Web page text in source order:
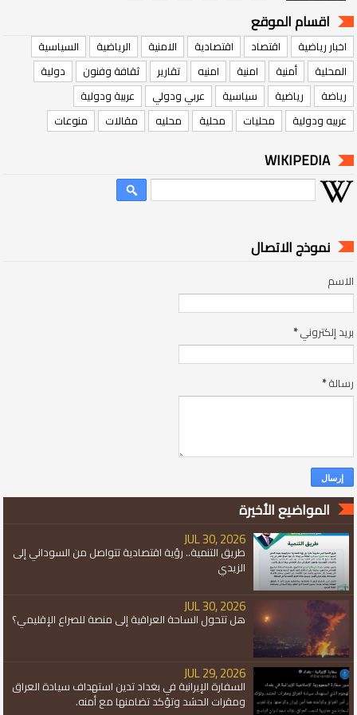
اقسام الموقع
اخبار رياضية اقتصاد اقتصادية الامنية الرياضية
السياسية
المحلية
أمنية امنية امنيه تقارير ثقافة وفنون
دولية
رياضة
رياضية سياسية عربي ودولي
عربية ودولية
عربيه ودولية
محليات محلية محليه مقالات منوعات
WIKIPEDIA
نموذج الاتصال
الاسم
بريد إلكتروني*
رسالة*
المواضيع الأخيرة
JUL 30, 2026
طريق التنمية.. رؤية اقتصادية تتواصل من السوداني إلى
الزيدي
JUL 30, 2026
هل تتحول الساحة العراقية إلى منصة للصراع الإقليمي؟
JUL 29, 2026
السفارة الإيرانية في بغداد تدين استهداف سيادة العراق
ومقرات الحشد وتؤكد تضامنها مع أمنه.